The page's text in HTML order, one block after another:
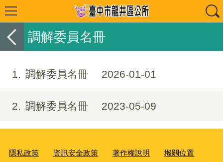
調解委員名冊
1 調解委員名冊 2026-01-01
2 調解委員名冊 2023-05-09
隱私政策 資訊安全政策 著作權說明 機關位置